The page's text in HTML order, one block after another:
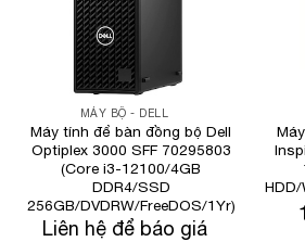
MÁY BỘ - DELL
Máy tính để bàn đồng bộ Dell
Optiplex 3000 SFF 70295803
(Core i3-12100/4GB
DDR4/SSD
256GB/DVDRW/FreeDOS/1Yr)
Liên hệ để báo giá